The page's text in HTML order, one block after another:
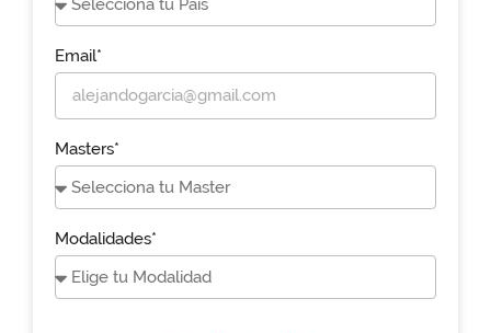
Email*
Masters*
Modalidades*